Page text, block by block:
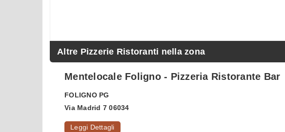
Altre Pizzerie Ristoranti nella zona
Mentelocale Foligno - Pizzeria Ristorante Bar
FOLIGNO PG
Via Madrid 7 06034
Leggi Dettagli